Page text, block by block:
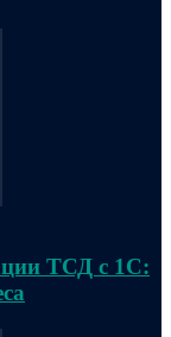
ТСД с 1С: